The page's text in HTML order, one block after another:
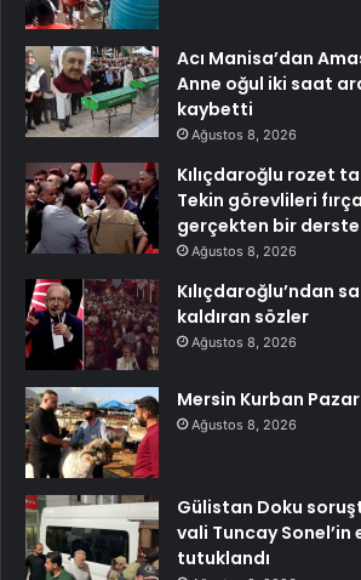
Acı Manisa’dan
Anne oğul iki saat
kaybetti
Ağustos 8, 2026
Kılıçdaroğlu rozet
Tekin görevlileri
gerçekten bir
Ağustos 8, 2026
Kılıçdaroğlu’ndan
kaldıran sözler
Ağustos 8, 2026
Mersin Kurban
Ağustos 8, 2026
Gülistan Doku
vali Tuncay Sonel’in
tutuklandı